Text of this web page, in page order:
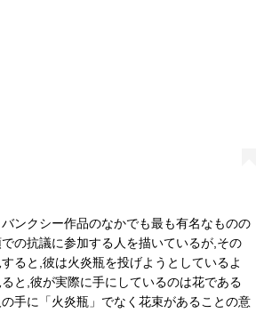
ンクシー作品のなかでも最も有名なものの
の抗議に参加する人を描いているが,その
ると,彼は火炎瓶を投げようとしているよ
と,彼が実際に手にしているのは花である
手に「火炎瓶」でなく花束があることの意